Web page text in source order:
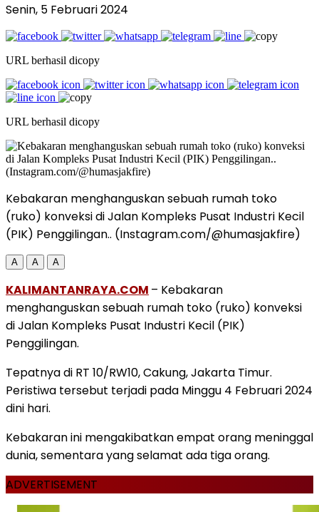
Senin, 5 Februari 2024
URL berhasil dicopy
URL berhasil dicopy
Kebakaran menghanguskan sebuah rumah toko
(ruko) konveksi di Jalan Kompleks Pusat Industri Kecil
(PIK) Penggilingan.. (Instagram.com/@humasjakfire)
A A A
KALIMANTANRAYA.COM – Kebakaran
menghanguskan sebuah rumah toko (ruko) konveksi
di Jalan Kompleks Pusat Industri Kecil (PIK)
Penggilingan.
Tepatnya di RT 10/RW10, Cakung, Jakarta Timur.
Peristiwa tersebut terjadi pada Minggu 4 Februari 2024
dini hari.
Kebakaran ini mengakibatkan empat orang meninggal
dunia, sementara yang selamat ada tiga orang.
ADVERTISEMENT